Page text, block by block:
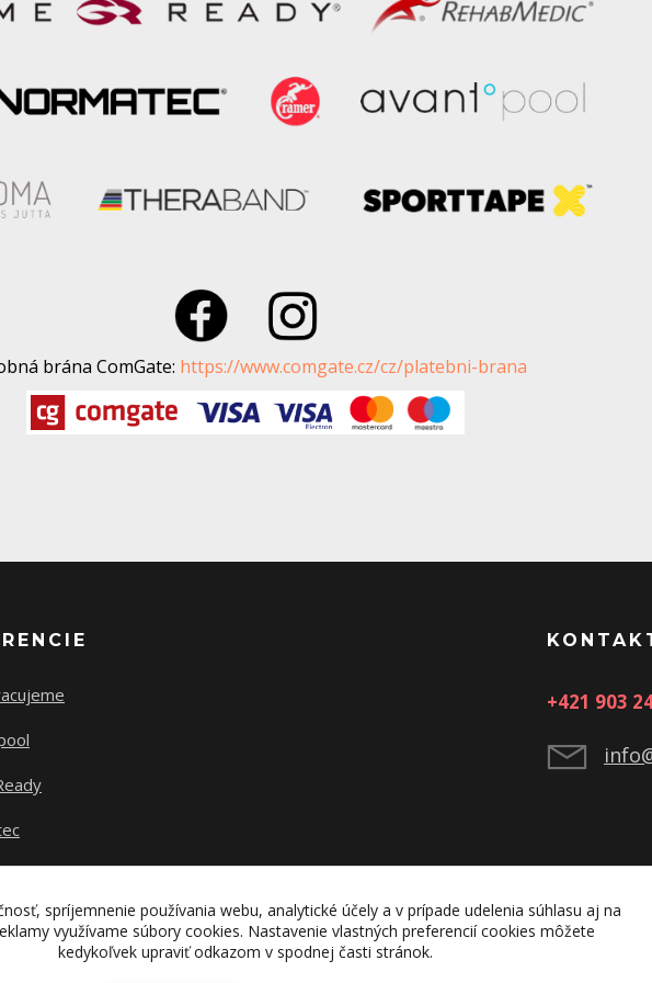
brána ComGate: https://www.comgate.cz/cz/platebni-brana
+421 903
spríjemnenie používania webu, analytické účely a v prípade udelenia súhlasu aj na
využívame súbory cookies. Nastavenie vlastných preferencií cookies môžete
kedykoľvek upraviť odkazom v spodnej časti stránok.